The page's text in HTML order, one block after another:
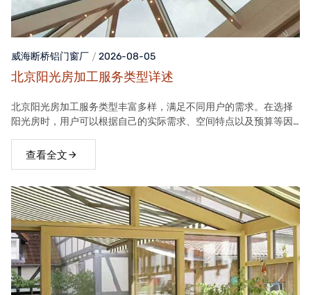
威海断桥铝门窗厂 2026-08-05
北京阳光房加工服务类型详述
北京阳光房加工服务类型丰富多样，满足不同用户的需求。在选择
阳光房时，用户可以根据自己的实际需求、空间特点以及预算等因
查看全文